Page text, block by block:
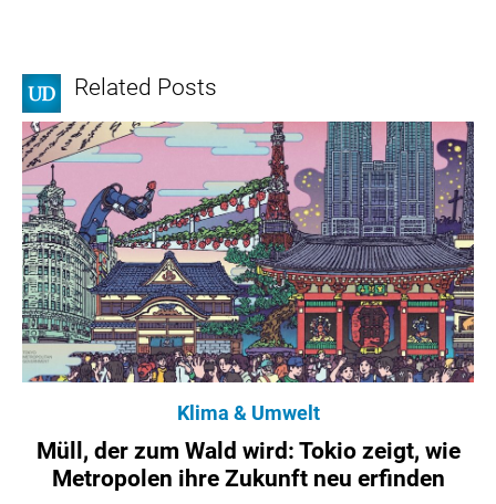
Related Posts
Klima & Umwelt
Müll, der zum Wald wird: Tokio zeigt, wie
Metropolen ihre Zukunft neu erfinden